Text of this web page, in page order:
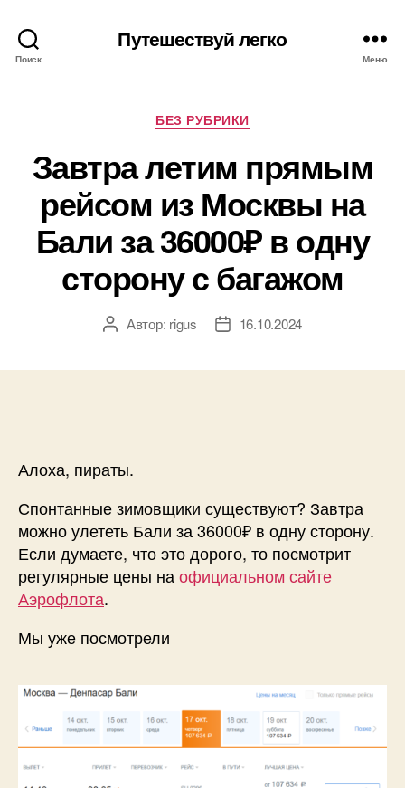
Поиск
Путешествуй легко
Меню
Рубрики
БЕЗ РУБРИКИ
Завтра летим прямым
рейсом из Москвы на
Бали за 36000₽ в одну
сторону с багажом
АвторАвтор: rigus
Дата16.10.2024
Алоха, пираты.
Спонтанные зимовщики существуют? Завтра
можно улететь Бали за 36000₽ в одну сторону.
Если думаете, что это дорого, то посмотрит
регулярные цены наофициальном сайте
Аэрофлота.
Мы уже посмотрели